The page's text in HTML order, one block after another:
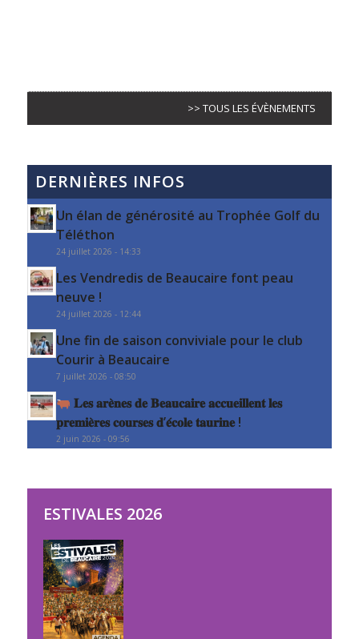
>> TOUS LES ÉVÈNEMENTS
DERNIÈRES INFOS
Un élan de générosité au Trophée Golf du
Téléthon
24 juillet 2026 - 14:33
Les Vendredis de Beaucaire font peau
neuve !
24 juillet 2026 - 12:44
Une fin de saison conviviale pour le club
Courir à Beaucaire
7 juillet 2026 - 08:50
𝐋𝐞𝐬 𝐚𝐫𝐞̀𝐧𝐞𝐬 𝐝𝐞 𝐁𝐞𝐚𝐮𝐜𝐚𝐢𝐫𝐞 𝐚𝐜𝐜𝐮𝐞𝐢𝐥𝐥𝐞𝐧𝐭 𝐥𝐞𝐬
𝐩𝐫𝐞𝐦𝐢𝐞̀𝐫𝐞𝐬 𝐜𝐨𝐮𝐫𝐬𝐞𝐬 𝐝’𝐞́𝐜𝐨𝐥𝐞 𝐭𝐚𝐮𝐫𝐢𝐧𝐞 !
2 juin 2026 - 09:56
ESTIVALES 2026